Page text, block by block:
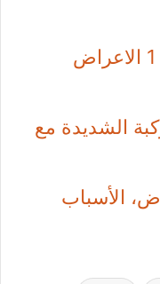
مرض السكري من النوع 1 الاعراض
الشديدة مع
الأسباب